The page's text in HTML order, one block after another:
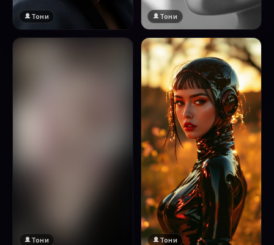
Тони Тони
Тони Тони